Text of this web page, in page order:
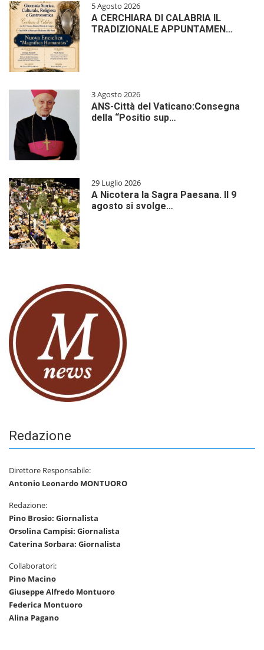
5 Agosto 2026
A CERCHIARA DI CALABRIA IL
TRADIZIONALE APPUNTAMEN…
3 Agosto 2026
ANS-Città del Vaticano:Consegna
della “Positio sup…
29 Luglio 2026
A Nicotera la Sagra Paesana. Il 9
agosto si svolge…
Redazione
Direttore Responsabile:
Antonio Leonardo MONTUORO
Redazione:
Pino Brosio: Giornalista
Orsolina Campisi: Giornalista
Caterina Sorbara: Giornalista
Collaboratori:
Pino Macino
Giuseppe Alfredo Montuoro
Federica Montuoro
Alina Pagano